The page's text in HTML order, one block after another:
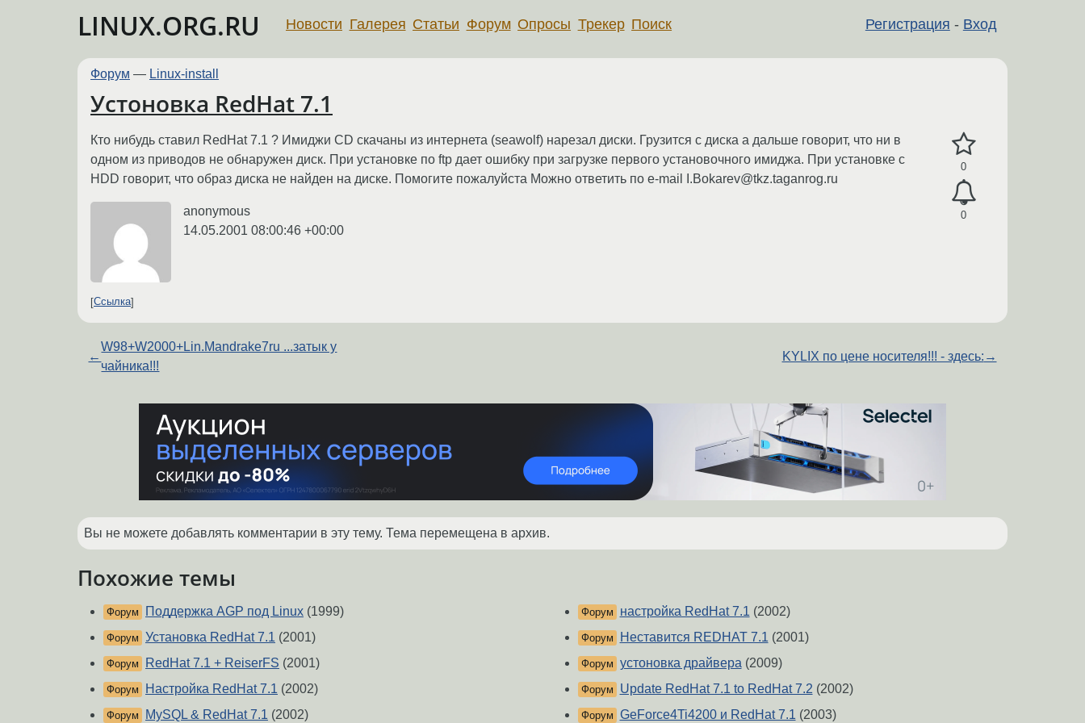
LINUX.ORG.RU Регистрация - Вход
Новости Галерея Статьи Форум Опросы Трекер Поиск
Форум — Linux-install
Устоновка RedHat 7.1
0
0
Кто нибудь ставил RedHat 7.1 ? Имиджи CD скачаны из интернета (seawolf) нарезал диски. Грузится с диска а дальше говорит, что ни в
одном из приводов не обнаружен диск. При установке по ftp дает ошибку при загрузке первого установочного имиджа. При установке с
HDD говорит, что образ диска не найден на диске. Помогите пожалуйста Можно ответить по e-mail I.Bokarev@tkz.taganrog.ru
anonymous
14.05.2001 08:00:46 +00:00
Ссылка
←
W98+W2000+Lin.Mandrake7ru ...затык у
чайника!!!
KYLIX по цене носителя!!! - здесь: →
Вы не можете добавлять комментарии в эту тему. Тема перемещена в архив.
Похожие темы
Форум Поддержка AGP под Linux (1999)
Форум Установка RedHat 7.1 (2001)
Форум RedHat 7.1 + ReiserFS (2001)
Форум Настройка RedHat 7.1 (2002)
Форум MySQL & RedHat 7.1 (2002)
Форум настройка RedHat 7.1 (2002)
Форум Неставится REDHAT 7.1 (2001)
Форум устоновка драйвера(2009)
Форум Update RedHat 7.1 to RedHat 7.2 (2002)
Форум GeForce4Ti4200 и RedHat 7.1 (2003)